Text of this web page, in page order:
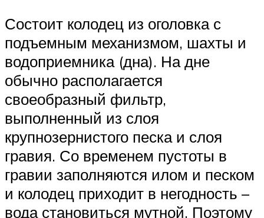
Состоит колодец из оголовка с
подъемным механизмом, шахты и
водоприемника (дна). На дне
обычно располагается
своеобразный фильтр,
выполненный из слоя
крупнозернистого песка и слоя
гравия. Со временем пустоты в
гравии заполняются илом и песком
и колодец приходит в негодность –
вода становиться мутной. Поэтому